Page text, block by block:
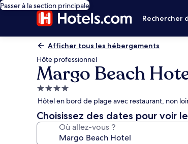
Passer à la section principale
Rechercher
Afficher tous les hébergements
Hôte professionnel
Margo Beach
Hébergement
4.0 étoiles
Hôtel en bord de plage avec restaurant, non
Choisissez des dates pour voir
Où allez-vous ?